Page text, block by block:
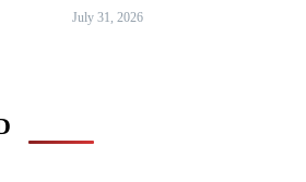
July 31, 2026